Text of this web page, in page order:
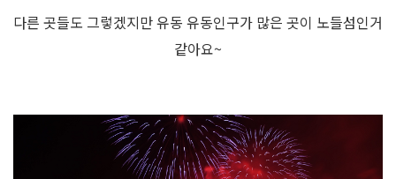
다른 곳들도 그렇겠지만 유동 유동인구가 많은 곳이 노들섬인거
같아요~